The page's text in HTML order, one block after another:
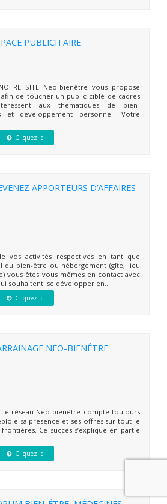
PUBLICITAIRE
NOTRE SITE Neo-bienêtre vous propose
de toucher un public ciblé de cadres
aux thématiques de bien-
et développement personnel. Votre
Cliquez ici
APPORTEURS D’AFFAIRES
vos activités respectives en tant que
du bien-être ou hébergement (gîte, lieu
vous êtes vous mêmes en contact avec
souhaitent se développer en...
Cliquez ici
NEO-BIENÊTRE
le réseau Neo-bienêtre compte toujours
sa présence et ses offres sur tout le
Ce succès s’explique en partie
Cliquez ici